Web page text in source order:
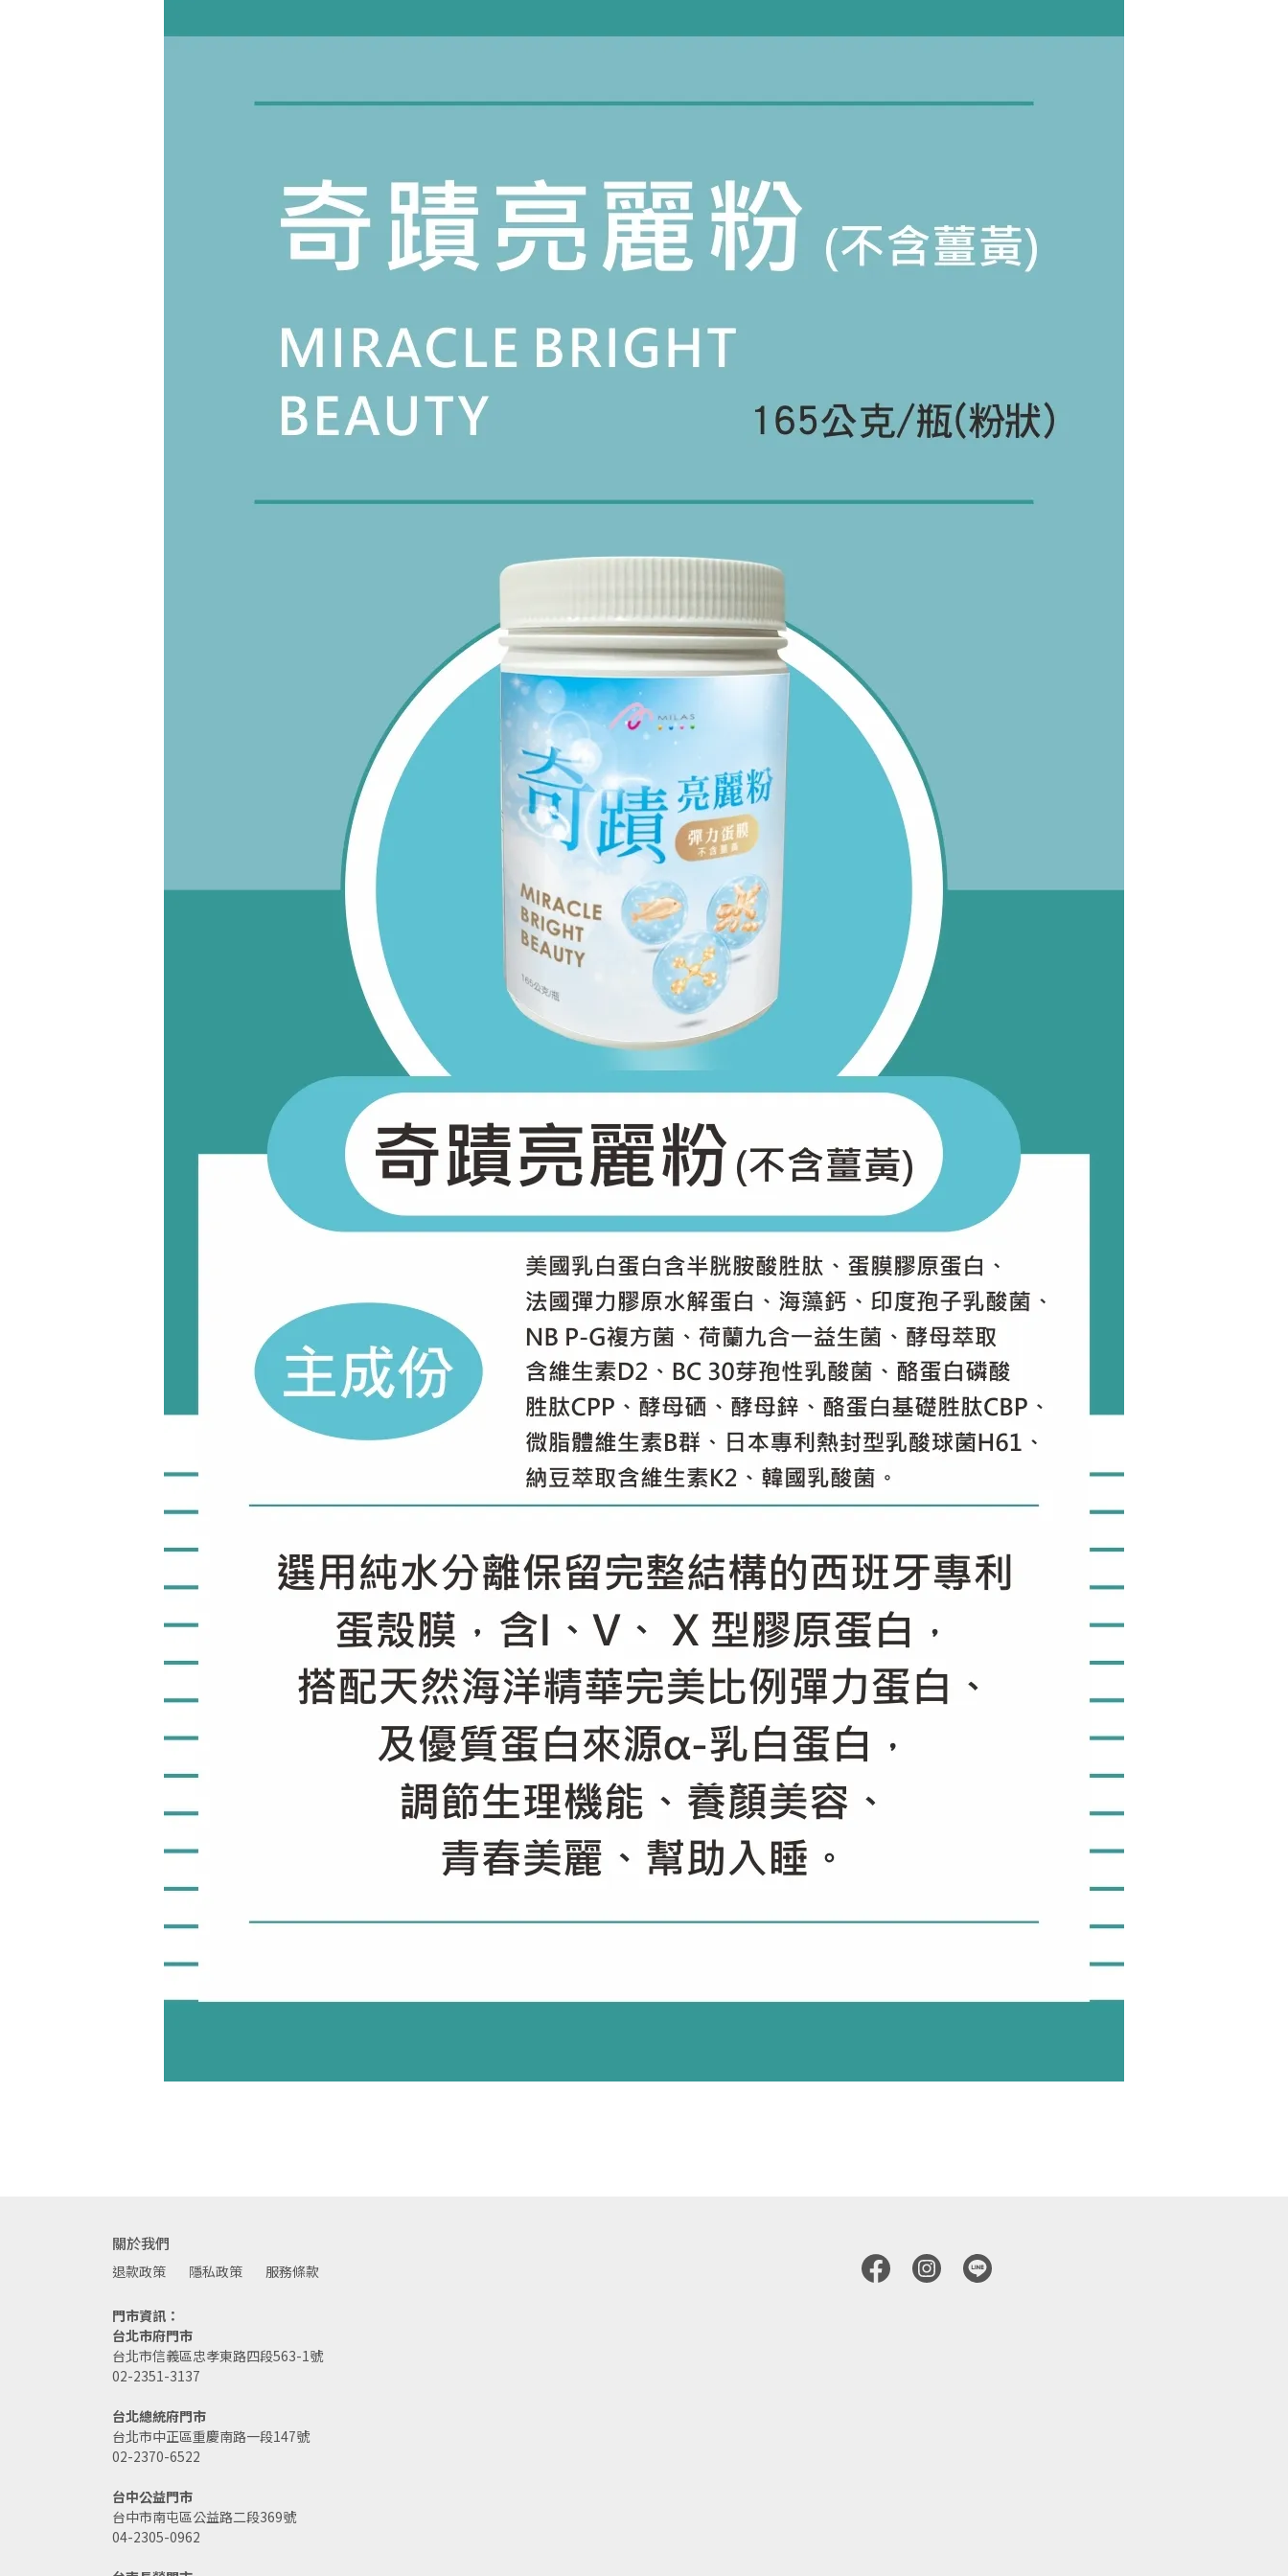
關於我們
退款政策 隱私政策 服務條款
門市資訊：
台北市府門市
台北市信義區忠孝東路四段563-1號
02-2351-3137
台北總統府門市
台北市中正區重慶南路一段147號
02-2370-6522
台中公益門市
台中市南屯區公益路二段369號
04-2305-0962